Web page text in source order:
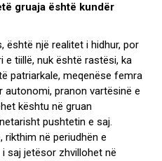
gruaja është kundër
është një realitet i hidhur, por
e tiillë, nuk është rastësi, ka
patriarkale, meqenëse femra
autonomi, pranon vartësinë e
kështu në gruan
pushtetin e saj.
në periudhën e
saj jetësor zhvillohet në